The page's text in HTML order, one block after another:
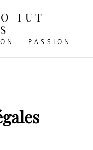
IUT
– PASSION